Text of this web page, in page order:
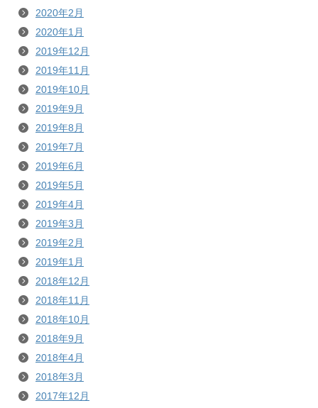
2020年2月
2020年1月
2019年12月
2019年11月
2019年10月
2019年9月
2019年8月
2019年7月
2019年6月
2019年5月
2019年4月
2019年3月
2019年2月
2019年1月
2018年12月
2018年11月
2018年10月
2018年9月
2018年4月
2018年3月
2017年12月